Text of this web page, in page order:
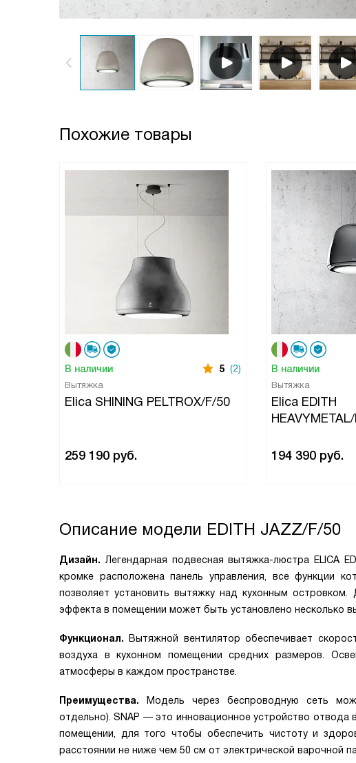
Похожие товары
В наличии 5 (2)
Вытяжка
Elica SHINING PELTROX/F/50
259 190 руб.
В наличии
Вытяжка
Elica EDITH
194 390 руб.
Описание модели EDITH JAZZ/F/50
Дизайн. Легендарная подвесная вытяжка-люстра ELICA
кромке расположена панель управления, все функции
позволяет установить вытяжку над кухонным
эффекта в помещении может быть установлено несколько
Функционал. Вытяжной вентилятор обеспечивает
воздуха в кухонном помещении средних размеров.
атмосферы в каждом пространстве.
Преимущества. Модель через беспроводную сеть
отдельно). SNAP — это инновационное устройство отвода
помещении, для того чтобы обеспечить чистоту и
расстоянии не ниже чем 50 см от электрической варочной